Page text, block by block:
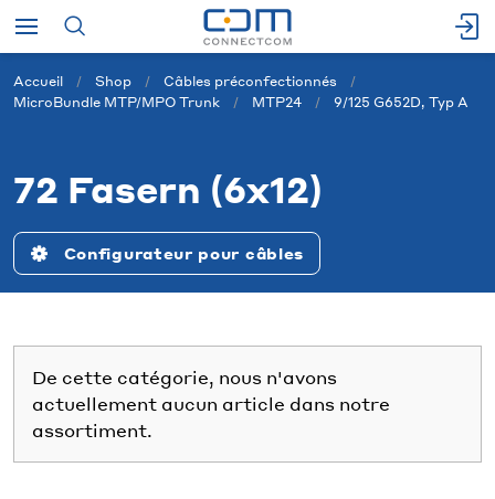
Accueil Shop
Câbles préconfectionnés
MicroBundle MTP/MPO Trunk
MTP24 9/125 G652D, Typ A
72 Fasern (6x12)
Configurateur pour câbles
De cette catégorie, nous n'avons
actuellement aucun article dans notre
assortiment.